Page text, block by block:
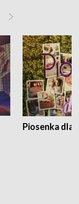
Piosenka dla